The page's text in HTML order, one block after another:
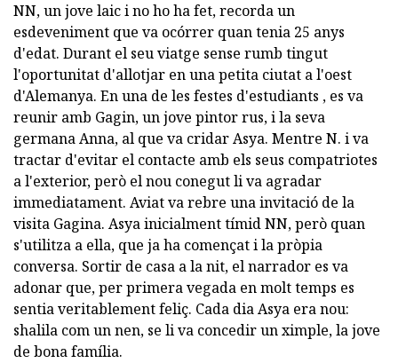
NN, un jove laic i no ho ha fet, recorda un
esdeveniment que va ocórrer quan tenia 25 anys
d'edat. Durant el seu viatge sense rumb tingut
l'oportunitat d'allotjar en una petita ciutat a l'oest
d'Alemanya. En una de les festes d'estudiants , es va
reunir amb Gagin, un jove pintor rus, i la seva
germana Anna, al que va cridar Asya. Mentre N. i va
tractar d'evitar el contacte amb els seus compatriotes
a l'exterior, però el nou conegut li va agradar
immediatament. Aviat va rebre una invitació de la
visita Gagina. Asya inicialment tímid NN, però quan
s'utilitza a ella, que ja ha començat i la pròpia
conversa. Sortir de casa a la nit, el narrador es va
adonar que, per primera vegada en molt temps es
sentia veritablement feliç. Cada dia Asya era nou:
shalila com un nen, se li va concedir un ximple, la jove
de bona família.